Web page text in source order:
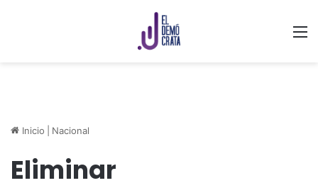
Inicio Nacional
Eliminar